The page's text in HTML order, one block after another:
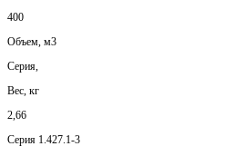
400
Объем, м3
Серия,
Вес, кг
2,66
Серия 1.427.1-3